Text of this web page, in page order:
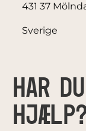
431 37
Sverige
HAR